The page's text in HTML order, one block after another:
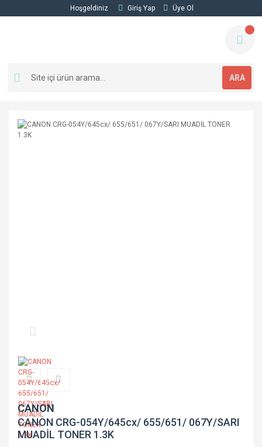
Hoşgeldiniz Giriş Yap Üye Ol
ARA
CANON
CANON CRG-054Y/645cx/ 655/651/ 067Y/SARI
MUADİL TONER 1.3K